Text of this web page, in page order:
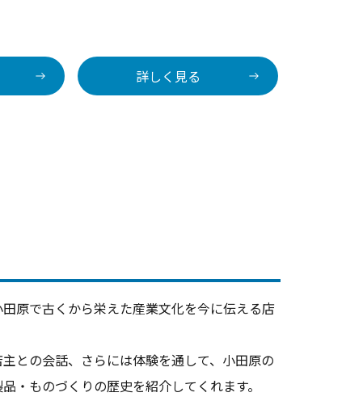
詳しく見る
田原で古くから栄えた産業文化を今に伝える店
との会話、さらには体験を通して、小田原の
・ものづくりの歴史を紹介してくれます。